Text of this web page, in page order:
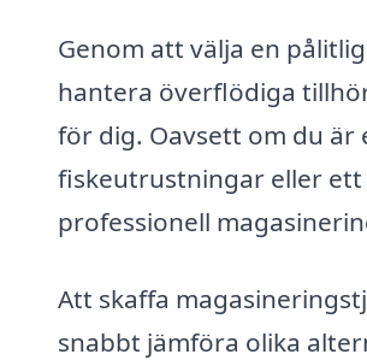
Genom att välja en
hantera överflödiga
för dig. Oavsett om du
fiskeutrustningar eller
professionell
Att skaffa
snabbt jämföra olika